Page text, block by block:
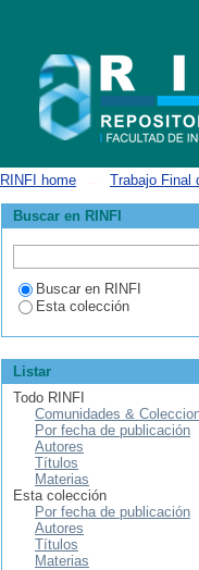
RINFI home Trabajo Final
Buscar en RINFI
Buscar en RINFI
Esta colección
Listar
Todo RINFI
Comunidades &
Por fecha de publicación
Autores
Títulos
Materias
Esta colección
Por fecha de publicación
Autores
Títulos
Materias